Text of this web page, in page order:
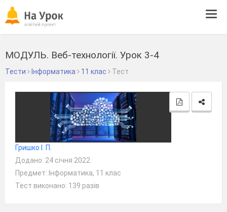
МОДУЛЬ. Веб-технології. Урок 3-4
Тести Інформатика 11 клас Тест
Гришко І. П.
Додано: 24 січня 2022
Предмет: Інформатика, 11 клас
Тест виконано: 139 разів